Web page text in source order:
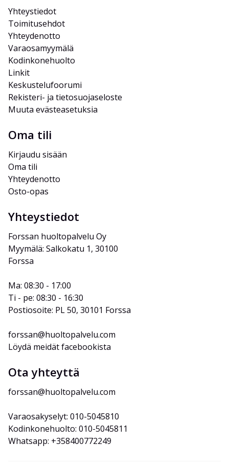
Yhteystiedot
Toimitusehdot
Yhteydenotto
Varaosamyymälä
Kodinkonehuolto
Linkit
Keskustelufoorumi
Rekisteri- ja tietosuojaseloste
Muuta evästeasetuksia
Oma tili
Kirjaudu sisään
Oma tili
Yhteydenotto
Osto-opas
Yhteystiedot
Forssan huoltopalvelu Oy
Myymälä: Salkokatu 1, 30100
Forssa
Ma: 08:30 - 17:00
Ti - pe: 08:30 - 16:30
Postiosoite: PL 50, 30101 Forssa
forssan@huoltopalvelu.com
Löydä meidät facebookista
Ota yhteyttä
forssan@huoltopalvelu.com
Varaosakyselyt: 010-5045810
Kodinkonehuolto: 010-5045811
Whatsapp: +358400772249